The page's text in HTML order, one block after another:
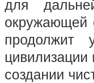
для
окружающей
продолжит
создании